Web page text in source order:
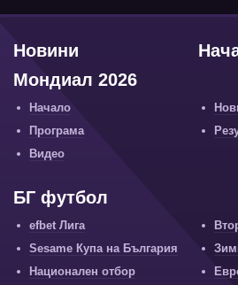
Новини
Мондиал 2026
Начало
Програма
Видео
БГ футбол
efbet Лига
Sesame Купа на България
Национален отбор